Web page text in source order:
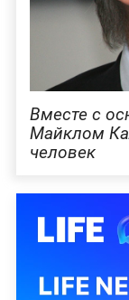
Вместе с
Майклом
человек